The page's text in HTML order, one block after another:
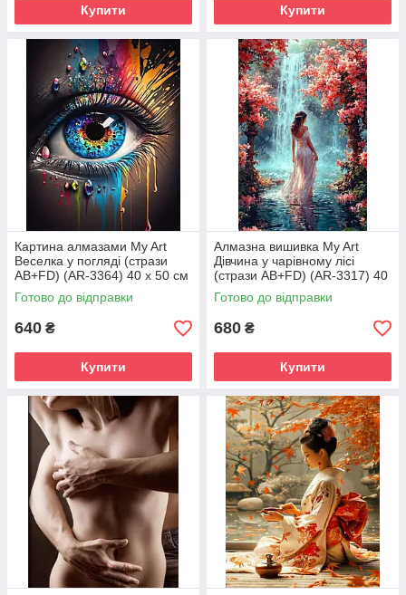
Купити Купити
Картина алмазами My Art
Веселка у погляді (стрази
AB+FD) (AR-3364) 40 х 50 см
(На підрамнику)
Готово до відправки
640 ₴
Купити
Алмазна вишивка My Art
Дівчина у чарівному лісі
(стрази AB+FD) (AR-3317) 40
х 60 см (На підрамнику)
Готово до відправки
680 ₴
Купити